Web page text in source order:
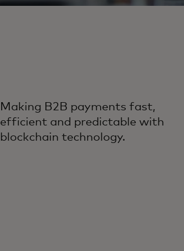
Making B2B payments fast,
efficient and predictable with
blockchain technology.